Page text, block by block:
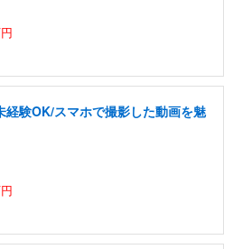
経験OK/スマホで撮影した動画を魅